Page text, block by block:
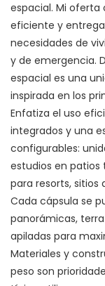
espacial. Mi
eficiente y
necesidades de
y de emergencia.
espacial es una
inspirada en los
Enfatiza el uso
integrados y una
configurables:
estudios en patios
para resorts, sitios
Cada cápsula se
panorámicas,
apiladas para
Materiales y
peso son